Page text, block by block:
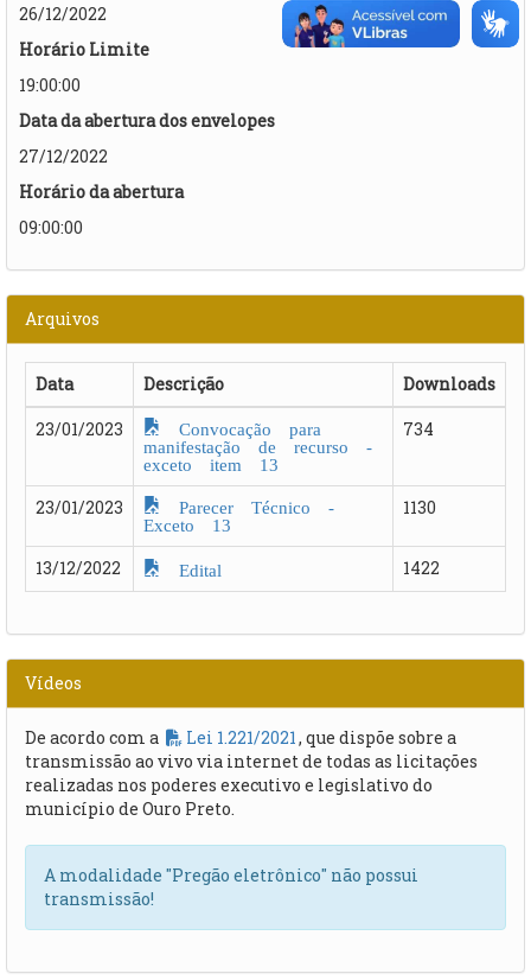
26/12/2022
Horário Limite
19:00:00
Data da abertura dos envelopes
27/12/2022
Horário da abertura
09:00:00
Arquivos
Data Descrição
Downloads
23/01/2023
Convocação para
manifestação de recurso -
exceto item 13
734
23/01/2023
Parecer Técnico -
Exceto 13
1130
13/12/2022 Edital 1422
Vídeos
De acordo com a Lei 1.221/2021 , que dispõe sobre a
transmissão ao vivo via internet de todas as licitações
realizadas nos poderes executivo e legislativo do
município de Ouro Preto.
A modalidade "Pregão eletrônico" não possui
transmissão!